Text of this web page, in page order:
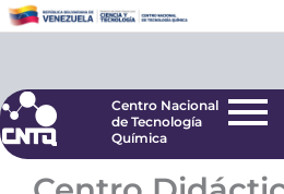
al
Centro Nacional
de Tecnología
Centro Nacional
de Tecnología
Química